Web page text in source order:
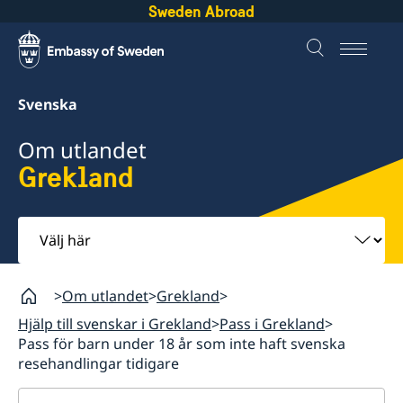
Sweden Abroad
Svenska
Om utlandet
Grekland
Välj
här
Om utlandet Grekland
Hjälp till svenskar i Grekland Pass i Grekland
Pass för barn under 18 år som inte haft svenska
resehandlingar tidigare